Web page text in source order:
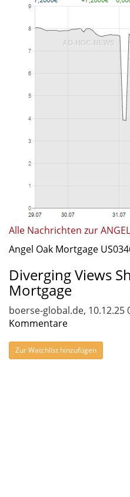
Alle Nachrichten zur
Angel Oak Mortgage
Diverging Views
Mortgage
boerse-global.de, 10.12.25
Kommentare
Zur Watchlist hinzufügen